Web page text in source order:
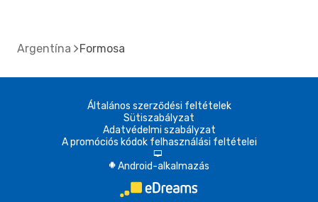
Argentína Formosa
Általános szerződési feltételek
Sütiszabályzat
Adatvédelmi szabályzat
A promóciós kódok felhasználási feltételei
d
A Android-alkalmazás